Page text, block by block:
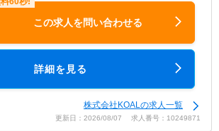
この求人を問い合わせる
詳細を見る
株式会社KOALの求人一覧
更新日：2026/08/07 求人番号：10249871